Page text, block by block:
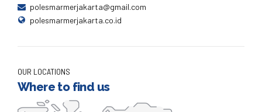
polesmarmerjakarta@gmail.com
polesmarmerjakarta.co.id
OUR LOCATIONS
Where to find us